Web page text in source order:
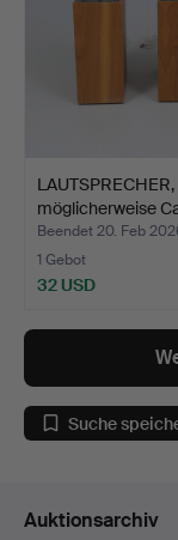
LAUTSPRECHER,
möglicherweise
Beendet 20. Feb
1 Gebot
32 USD
Suche
Auktionsarchiv